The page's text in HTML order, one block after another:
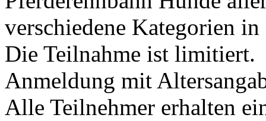
verschiedene Kategorien
Die Teilnahme ist limitiert.
Anmeldung mit
Alle Teilnehmer erhalten